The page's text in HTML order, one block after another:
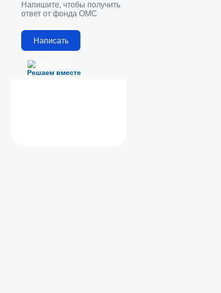
Решаем вместе
Напишите, чтобы получить
ответ от фонда ОМС
Написать